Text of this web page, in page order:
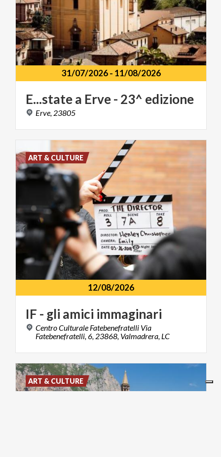
31/07/2026- 11/08/2026
E...statea Erve- 23^ edizione
Erve, 23805
12/08/2026
IF - gli amici immaginari
Centro Culturale Fatebenefratelli Via
Fatebenefratelli, 6, 23868, Valmadrera, LC
ART & CULTURE
ART & CULTURE